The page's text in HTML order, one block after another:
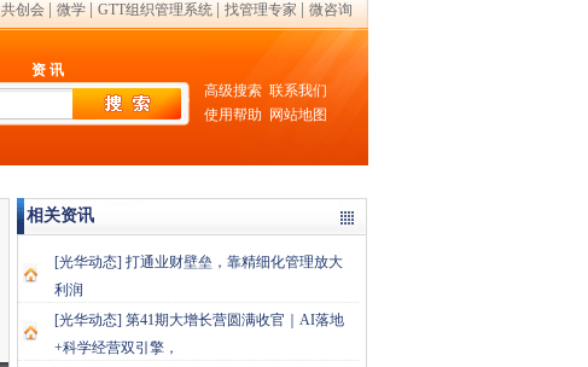
共创会 微学 GTT组织管理系统 找管理专家 微咨询
资 讯
高级搜索 联系我们
使用帮助
网站地图
相关资讯
[光华动态] 打通业财壁垒，靠精细化管理放大
利润
[光华动态] 第41期大增长营圆满收官｜AI落地
+科学经营双引擎，